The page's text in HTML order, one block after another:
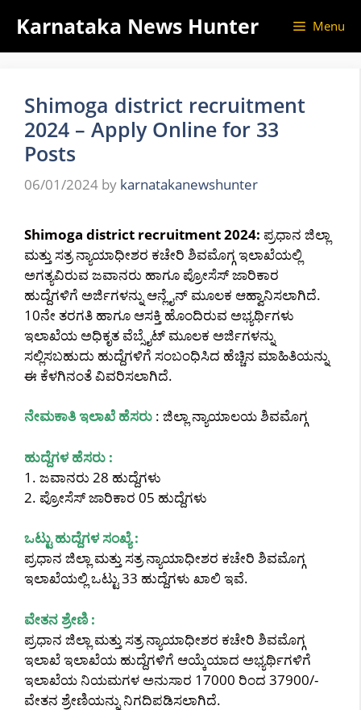
content
Karnataka News Hunter Menu
Shimoga district recruitment
2024 – Apply Online for 33
Posts
06/01/2024 by karnatakanewshunter
Shimoga district recruitment 2024: ಪ್ರಧಾನ ಜಿಲ್ಲಾ
ಮತ್ತು ಸತ್ರ ನ್ಯಾಯಾಧೀಶರ ಕಚೇರಿ ಶಿವಮೊಗ್ಗ ಇಲಾಖೆಯಲ್ಲಿ
ಅಗತ್ಯವಿರುವ ಜವಾನರು ಹಾಗೂ ಪ್ರೋಸೆಸ್ ಜಾರಿಕಾರ
ಹುದ್ದೆಗಳಿಗೆ ಅರ್ಜಿಗಳನ್ನು ಆನ್ಲೈನ್ ಮೂಲಕ ಆಹ್ವಾನಿಸಲಾಗಿದೆ.
10ನೇ ತರಗತಿ ಹಾಗೂ ಆಸಕ್ತಿ ಹೊಂದಿರುವ ಅಭ್ಯರ್ಥಿಗಳು
ಇಲಾಖೆಯ ಅಧಿಕೃತ ವೆಬ್ಸೈಟ್ ಮೂಲಕ ಅರ್ಜಿಗಳನ್ನು
ಸಲ್ಲಿಸಬಹುದು ಹುದ್ದೆಗಳಿಗೆ ಸಂಬಂಧಿಸಿದ ಹೆಚ್ಚಿನ ಮಾಹಿತಿಯನ್ನು
ಈ ಕೆಳಗಿನಂತೆ ವಿವರಿಸಲಾಗಿದೆ.
ನೇಮಕಾತಿ ಇಲಾಖೆ ಹೆಸರು : ಜಿಲ್ಲಾ ನ್ಯಾಯಾಲಯ ಶಿವಮೊಗ್ಗ
ಹುದ್ದೆಗಳ ಹೆಸರು :
1. ಜವಾನರು 28 ಹುದ್ದೆಗಳು
2. ಪ್ರೋಸೆಸ್ ಜಾರಿಕಾರ 05 ಹುದ್ದೆಗಳು
ಒಟ್ಟು ಹುದ್ದೆಗಳ ಸಂಖ್ಯೆ :
ಪ್ರಧಾನ ಜಿಲ್ಲಾ ಮತ್ತು ಸತ್ರ ನ್ಯಾಯಾಧೀಶರ ಕಚೇರಿ ಶಿವಮೊಗ್ಗ
ಇಲಾಖೆಯಲ್ಲಿ ಒಟ್ಟು 33 ಹುದ್ದೆಗಳು ಖಾಲಿ ಇವೆ.
ವೇತನ ಶ್ರೇಣಿ :
ಪ್ರಧಾನ ಜಿಲ್ಲಾ ಮತ್ತು ಸತ್ರ ನ್ಯಾಯಾಧೀಶರ ಕಚೇರಿ ಶಿವಮೊಗ್ಗ
ಇಲಾಖೆ ಇಲಾಖೆಯ ಹುದ್ದೆಗಳಿಗೆ ಆಯ್ಕೆಯಾದ ಅಭ್ಯರ್ಥಿಗಳಿಗೆ
ಇಲಾಖೆಯ ನಿಯಮಗಳ ಅನುಸಾರ 17000 ರಿಂದ 37900/-
ವೇತನ ಶ್ರೇಣಿಯನ್ನು ನಿಗದಿಪಡಿಸಲಾಗಿದೆ.